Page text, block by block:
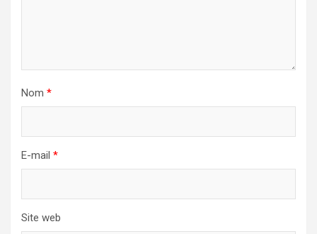
Nom *
E-mail *
Site web